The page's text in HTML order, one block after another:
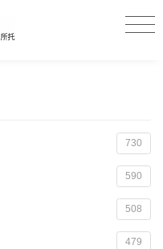
730
590
508
479